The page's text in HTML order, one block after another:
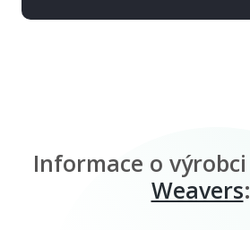
Informace o výrobci
Weavers: